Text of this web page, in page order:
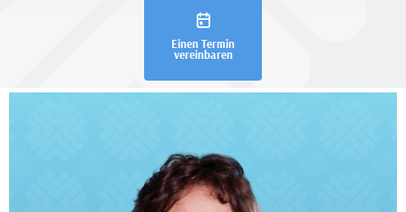
Einen Termin
vereinbaren